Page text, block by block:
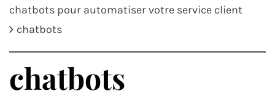
chatbots pour automatiser votre service client
chatbots
chatbots